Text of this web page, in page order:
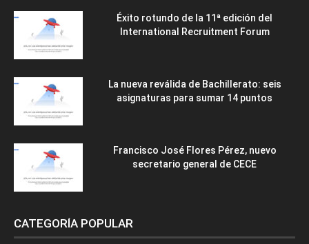
Éxito rotundo de la 11ª edición del
International Recruitment Forum
La nueva reválida de Bachillerato: seis
asignaturas para sumar 14 puntos
Francisco José Flores Pérez, nuevo
secretario general de CECE
CATEGORÍA POPULAR